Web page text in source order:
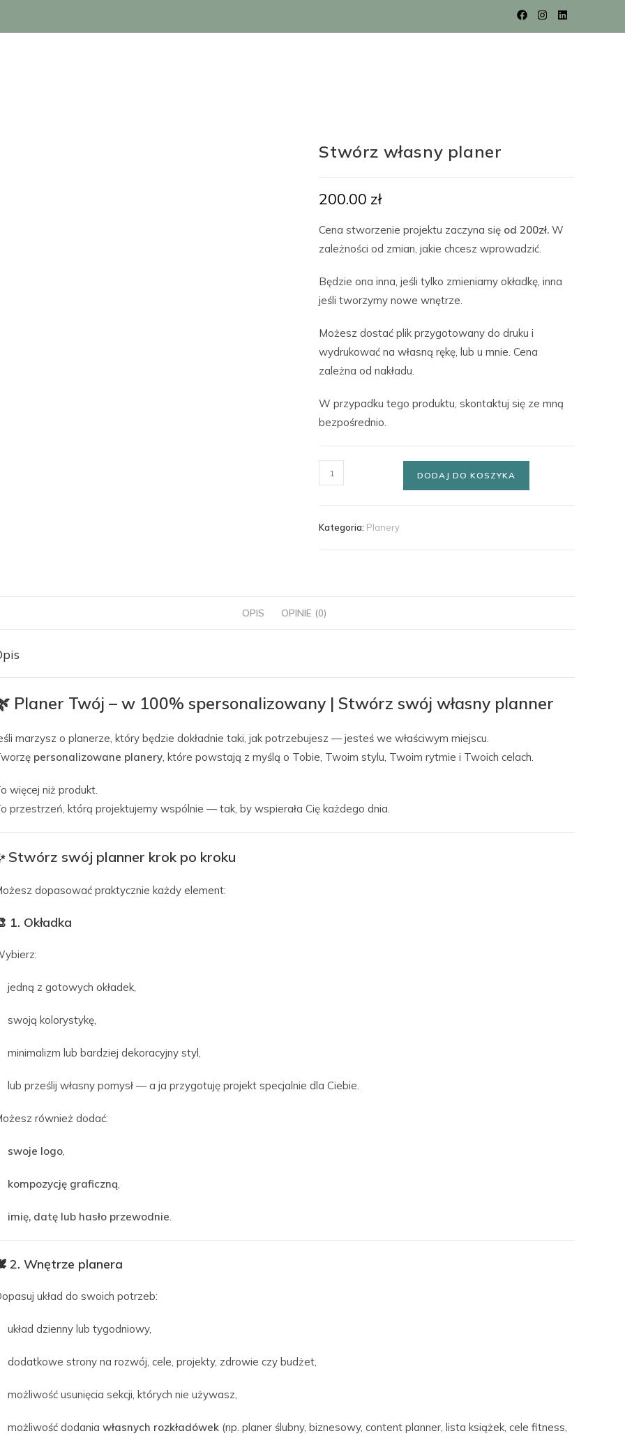
Stwórz własny planer
200.00 zł
Cena stworzenie projektu zaczyna się od 200zł. W
zależności od zmian, jakie chcesz wprowadzić.
Będzie ona inna, jeśli tylko zmieniamy okładkę, inna
jeśli tworzymy nowe wnętrze.
Możesz dostać plik przygotowany do druku i
wydrukować na własną rękę, lub u mnie. Cena
zależna od nakładu.
W przypadku tego produktu, skontaktuj się ze mną
bezpośrednio.
DODAJ DO KOSZYKA
Kategoria: Planery
OPIS OPINIE (0)
Planer Twój – w 100% spersonalizowany | Stwórz swój własny planner
marzysz o planerze, który będzie dokładnie taki, jak potrzebujesz — jesteś we właściwym miejscu.
personalizowane planery , które powstają z myślą o Tobie, Twoim stylu, Twoim rytmie i Twoich celach.
więcej niż produkt.
przestrzeń, którą projektujemy wspólnie — tak, by wspierała Cię każdego dnia.
Stwórz swój planner krok po kroku
dopasować praktycznie każdy element:
1. Okładka
jedną z gotowych okładek,
swoją kolorystykę,
minimalizm lub bardziej dekoracyjny styl,
lub prześlij własny pomysł — a ja przygotuję projekt specjalnie dla Ciebie.
również dodać:
swoje logo
kompozycję graficzną
imię, datę lub hasło przewodnie
2. Wnętrze planera
układ do swoich potrzeb:
układ dzienny lub tygodniowy,
dodatkowe strony na rozwój, cele, projekty, zdrowie czy budżet,
możliwość usunięcia sekcji, których nie używasz,
możliwość dodania własnych rozkładówek (np. planer ślubny, biznesowy, content planner, lista książek, cele fitness,